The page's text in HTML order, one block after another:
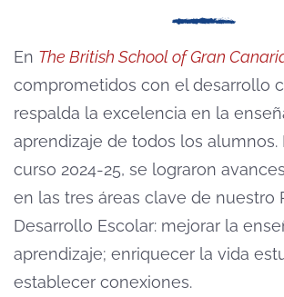
En The British School of Gran
comprometidos con el desarrollo
respalda la excelencia en la
aprendizaje de todos los alumnos.
curso 2024-25, se lograron
en las tres áreas clave de nuestro
Desarrollo Escolar: mejorar la
aprendizaje; enriquecer la vida
establecer conexiones.